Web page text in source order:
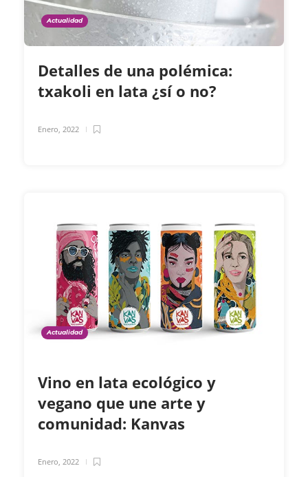
Actualidad
Detalles de una polémica:
txakoli en lata ¿sí o no?
Enero, 2022
Actualidad
Vino en lata ecológico y
vegano que une arte y
comunidad: Kanvas
Enero, 2022